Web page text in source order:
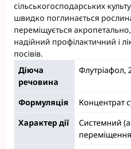
сільськогосподарських
швидко поглинається
переміщується
надійний профілактичний і
посівів.
Діюча
речовина
Флутріафол,
Формуляція
Концентрат
Характер дії
Системний